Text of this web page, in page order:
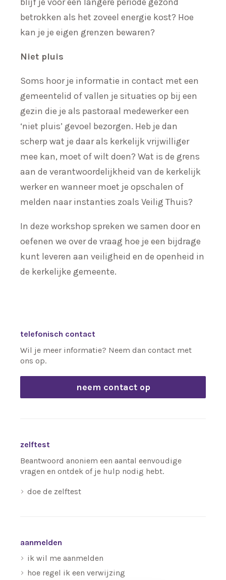
betrokken als het zoveel energie kost? Hoe
kan je je eigen grenzen bewaren?
Niet pluis
Soms hoor je informatie in contact met een
gemeentelid of vallen je situaties op bij een
gezin die je als pastoraal medewerker een
‘niet pluis’ gevoel bezorgen. Heb je dan
scherp wat je daar als kerkelijk vrijwilliger
mee kan, moet of wilt doen? Wat is de grens
aan de verantwoordelijkheid van de kerkelijk
werker en wanneer moet je opschalen of
melden naar instanties zoals Veilig Thuis?
In deze workshop spreken we samen door en
oefenen we over de vraag hoe je een bijdrage
kunt leveren aan veiligheid en de openheid in
de kerkelijke gemeente.
telefonisch contact
Wil je meer informatie? Neem dan contact met
ons op.
neem contact op
zelftest
Beantwoord anoniem een aantal eenvoudige
vragen en ontdek of je hulp nodig hebt.
doe de zelftest
aanmelden
ik wil me aanmelden
hoe regel ik een verwijzing